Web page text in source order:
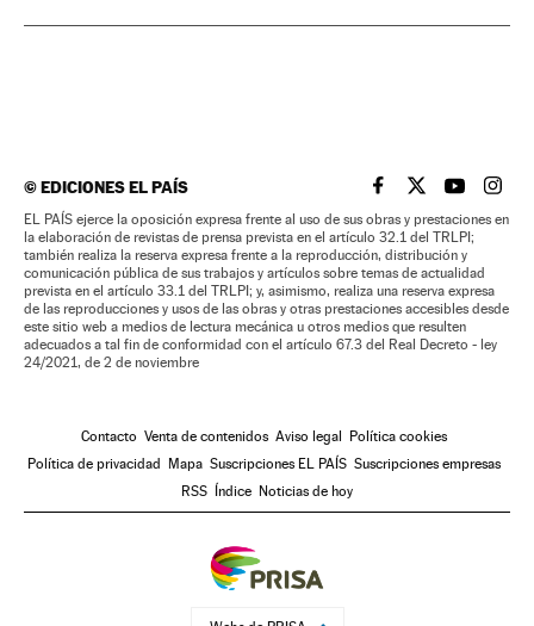
©EDICIONES EL PAÍS EL PAÍS BRASIL EN
EL PAÍSEL PAÍS
EL
EL PAÍS ejerce la oposición expresa frente al uso de sus obras y prestaciones en
la elaboración de revistas de prensa prevista en el artículo 32.1 del TRLPI;
también realiza la reserva expresa frente a la reproducción, distribución y
comunicación pública de sus trabajos y artículos sobre temas de actualidad
prevista en el artículo 33.1 del TRLPI; y, asimismo, realiza una reserva expresa
de las reproducciones y usos de las obras y otras prestaciones accesibles desde
este sitio web a medios de lectura mecánica u otros medios que resulten
adecuados a tal fin de conformidad con el artículo 67.3 del Real Decreto - ley
24/2021, de 2 de noviembre
Contacto Venta de contenidos Aviso legal Política cookies
Política de privacidad Mapa Suscripciones EL PAÍS Suscripciones empresas
RSS Índice Noticias de hoy